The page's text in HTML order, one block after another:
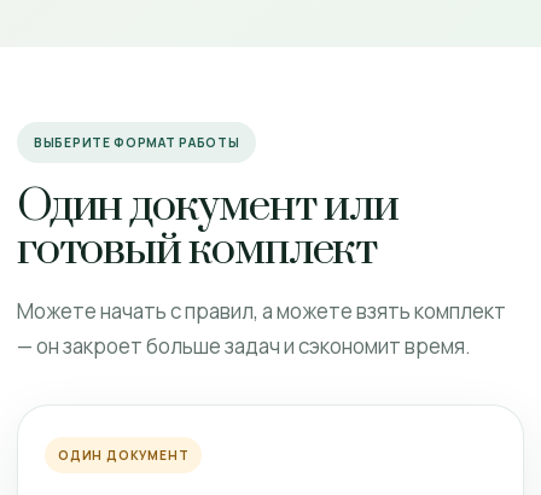
ВЫБЕРИТЕ ФОРМАТ РАБОТЫ
Один документ или
готовый комплект
Можете начать с правил, а можете взять комплект
— он закроет больше задач и сэкономит время.
ОДИН ДОКУМЕНТ